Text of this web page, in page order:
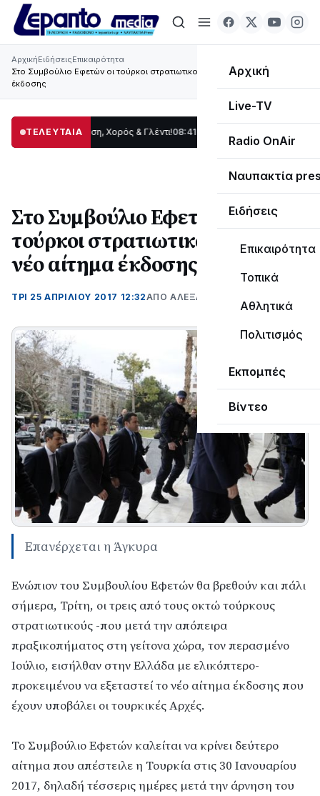
Αρχική
Live-TV
Radio OnAir
Ναυπακτία
Ειδήσεις
Επικαιρότητα
Τοπικά
Αθλητικά
Πολιτισμός
Εκπομπές
Βίντεο
ΑρχικήΕιδήσειςΕπικαιρότητα
Στο Συμβούλιο Εφετών οι τούρκοι στρατιωτικοί μετά το νέο αίτημα
έκδοσης
ΤΕΛΕΥΤΑΙΑ
Παράδοση, Χορός & Γλέντι!08:41 ΤΟ ΠΑΡΤΥ ΣΥΝΕΧΙΖΕΤΑΙ…
Στο Συμβούλιο Εφετών οι
τούρκοι στρατιωτικοί μετά το
νέο αίτημα έκδοσης
ΤΡΊ 25 ΑΠΡΙΛΊΟΥ 2017 12:32ΑΠΌ ΑΛΈΞΑΝΔΡΟΣ ΚΟΓΚΌΛΗΣ
Επανέρχεται η Άγκυρα
Ενώπιον του Συμβουλίου Εφετών θα βρεθούν και πάλι
σήμερα, Τρίτη, οι τρεις από τους οκτώ τούρκους
στρατιωτικούς -που μετά την απόπειρα
πραξικοπήματος στη γείτονα χώρα, τον περασμένο
Ιούλιο, εισήλθαν στην Ελλάδα με ελικόπτερο-
προκειμένου να εξεταστεί το νέο αίτημα έκδοσης που
έχουν υποβάλει οι τουρκικές Αρχές.
Το Συμβούλιο Εφετών καλείται να κρίνει δεύτερο
αίτημα που απέστειλε η Τουρκία στις 30 Ιανουαρίου
2017, δηλαδή τέσσερις ημέρες μετά την άρνηση του